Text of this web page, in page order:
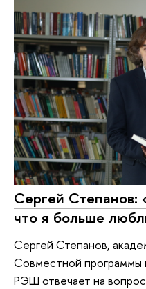
Сергей
что я больше
Сергей Степанов,
Совместной
РЭШ отвечает на